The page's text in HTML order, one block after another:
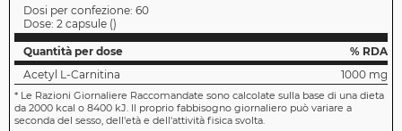
Dosi per confezione: 60
Dose: 2 capsule ()
Quantità per dose
% RDA
Acetyl L-Carnitina
1000 mg
* Le Razioni Giornaliere Raccomandate sono calcolate sulla base di una dieta
da 2000 kcal o 8400 kJ. Il proprio fabbisogno giornaliero può variare a
seconda del sesso, dell'età e dell'attività fisica svolta.